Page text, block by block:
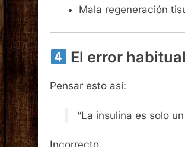
Mala regeneración
El error habitual
Pensar esto así:
“La insulina es solo